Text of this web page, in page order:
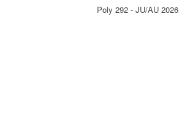
Poly 292 - JU/AU 2026